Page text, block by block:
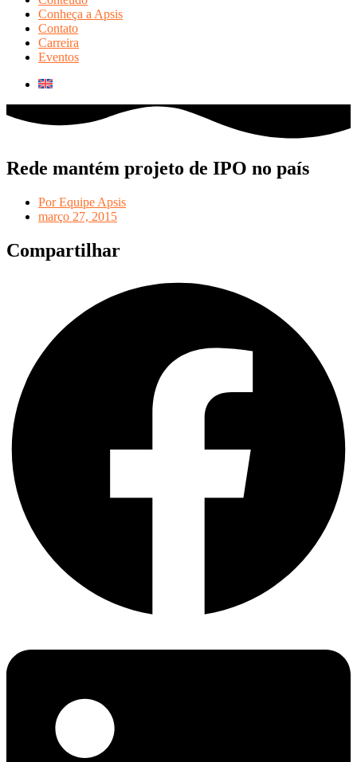
Conheça a Apsis
Contato
Carreira
Eventos
Rede mantém projeto de IPO no país
PorEquipe Apsis
março 27, 2015
Compartilhar